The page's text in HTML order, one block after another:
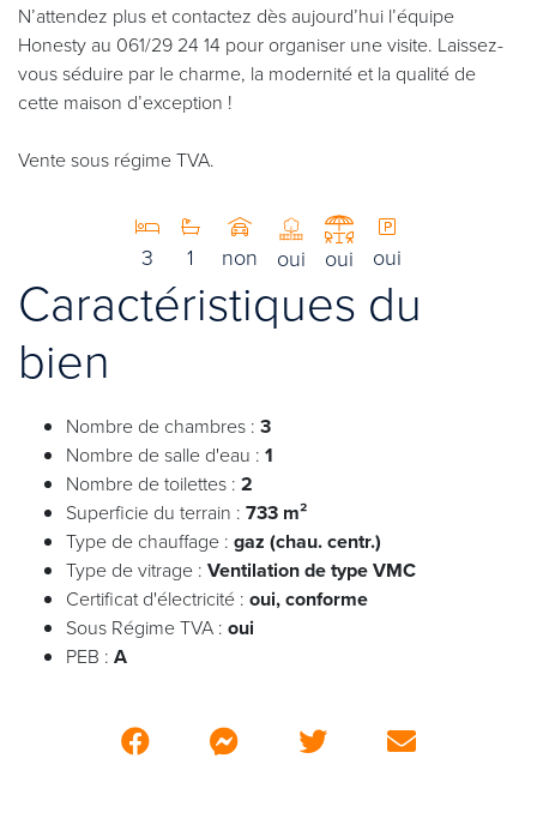
N’attendez plus et contactez dès aujourd’hui l’équipe
Honesty au 061/29 24 14 pour organiser une visite. Laissez-
vous séduire par le charme, la modernité et la qualité de
cette maison d’exception !
Vente sous régime TVA.
3 1 non oui oui oui
Caractéristiques du
bien
Nombre de chambres : 3
Nombre de salle d'eau : 1
Nombre de toilettes : 2
Superficie du terrain : 733 m²
Type de chauffage : gaz (chau. centr.)
Type de vitrage : Ventilation de type VMC
Certificat d'électricité : oui, conforme
Sous Régime TVA : oui
PEB : A